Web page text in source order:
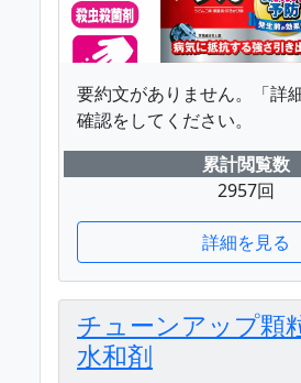
要約文がありません。「詳
確認をしてください。
累計閲覧数
2957回
詳細を見る
チューンアップ顆
水和剤